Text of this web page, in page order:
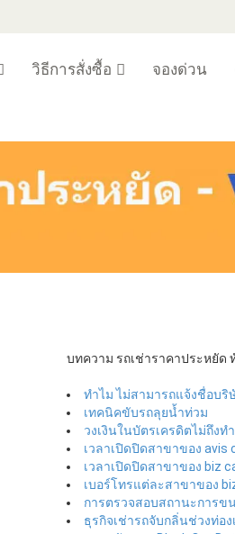
วิธีการสั่งซื้อ จองด่วน
บทความ รถเช่าราคาประหยัด
ทำไม ไม่สามารถแจ้งชื่อบริ
เทคนิคขับรถลุยน้ำท่วม
วงเงินในบัตรเครดิตไม่ถึงท
เวลาเปิดปิดสาขาของ avis
เวลาเปิดปิดสาขาของ biz
เบอร์โทรแต่ละสาขาของ
การตรวจสอบสถานะการข
ธุรกิจเช่ารถจับกลิ่นช่วงท่อ